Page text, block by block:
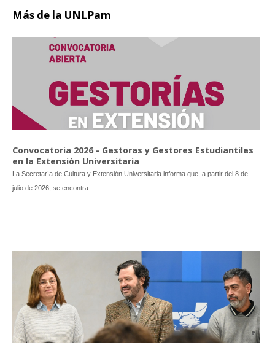
Más de la UNLPam
Convocatoria 2026 - Gestoras y Gestores Estudiantiles
en la Extensión Universitaria
La Secretaría de Cultura y Extensión Universitaria informa que, a partir del 8 de
julio de 2026, se encontra